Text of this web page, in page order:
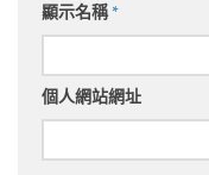
顯示名稱*
個人網站網址